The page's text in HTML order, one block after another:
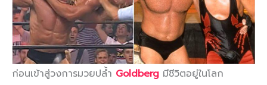
ก่อนเข้าสู่วงการมวยปล้ำ Goldberg มีชีวิตอยู่ในโลก